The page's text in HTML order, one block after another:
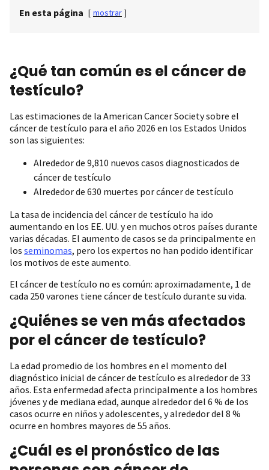
En esta página [ mostrar ]
¿Qué tan común es el cáncer de
testículo?
Las estimaciones de la American Cancer Society sobre el
cáncer de testículo para el año 2026 en los Estados Unidos
son las siguientes:
Alrededor de 9,810 nuevos casos diagnosticados de
cáncer de testículo
Alrededor de 630 muertes por cáncer de testículo
La tasa de incidencia del cáncer de testículo ha ido
aumentando en los EE. UU. y en muchos otros países durante
varias décadas. El aumento de casos se da principalmente en
los seminomas, pero los expertos no han podido identificar
los motivos de este aumento.
El cáncer de testículo no es común: aproximadamente, 1 de
cada 250 varones tiene cáncer de testículo durante su vida.
¿Quiénes se ven más afectados
por el cáncer de testículo?
La edad promedio de los hombres en el momento del
diagnóstico inicial de cáncer de testículo es alrededor de 33
años. Esta enfermedad afecta principalmente a los hombres
jóvenes y de mediana edad, aunque alrededor del 6 % de los
casos ocurre en niños y adolescentes, y alrededor del 8 %
ocurre en hombres mayores de 55 años.
¿Cuál es el pronóstico de las